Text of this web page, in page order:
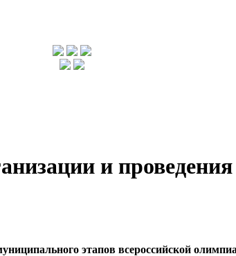
и
этапов всероссийской